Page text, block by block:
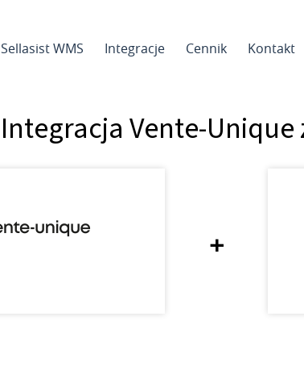
Sellasist WMS Integracje Cennik Kontakt
Integracja Vente-Unique
+